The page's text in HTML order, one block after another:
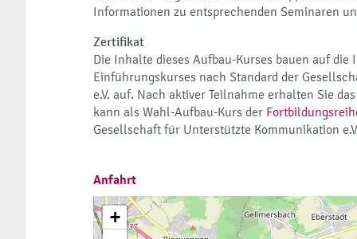
Informationen zu entsprechenden Seminaren
Zertifikat
Die Inhalte dieses Aufbau-Kurses bauen auf
Einführungskurses nach Standard der
e.V. auf. Nach aktiver Teilnahme erhalten Sie
kann als Wahl-Aufbau-Kurs der
Gesellschaft für Unterstützte Kommunikation
Anfahrt
+